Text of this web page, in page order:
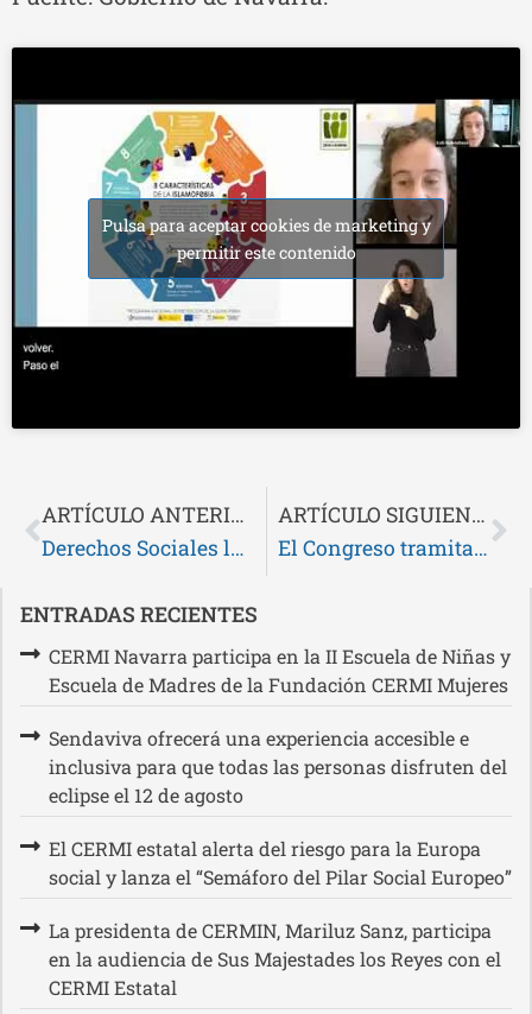
Pulsa para aceptar cookies de marketing y
permitir este contenido
ARTÍCULO ANTERIOR
Derechos Sociales lanza por primera vez una convocatoria de ayudas para la compra de material informático de las entidades del ámbito de la discapacidad
ARTÍCULO SIGUIENTE
El Congreso tramitará la reforma para eliminar el término ‘disminuido’ de la Constitución
ENTRADAS RECIENTES
CERMI Navarra participa en la II Escuela de Niñas y
Escuela de Madres de la Fundación CERMI Mujeres
Sendaviva ofrecerá una experiencia accesible e
inclusiva para que todas las personas disfruten del
eclipse el 12 de agosto
El CERMI estatal alerta del riesgo para la Europa
social y lanza el “Semáforo del Pilar Social Europeo”
La presidenta de CERMIN, Mariluz Sanz, participa
en la audiencia de Sus Majestades los Reyes con el
CERMI Estatal